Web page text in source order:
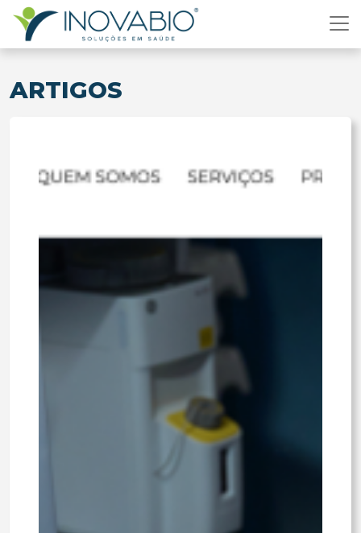
ARTIGOS